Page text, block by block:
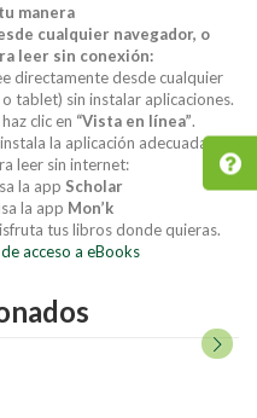
manera
cualquier navegador, o
leer sin conexión:
directamente desde cualquier
tablet) sin instalar aplicaciones.
clic en “Vista en línea”.
instala la aplicación adecuada y
leer sin internet:
la app Scholar
la app Mon’k
tus libros donde quieras.
acceso a eBooks